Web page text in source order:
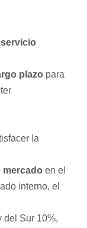
servicio
plazo para
la
mercado en el
interno, el
del Sur 10%,